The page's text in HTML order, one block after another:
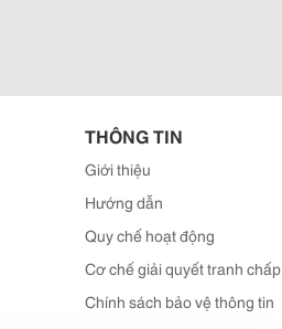
THÔNG TIN
Giới thiệu
Hướng dẫn
Quy chế hoạt động
Cơ chế giải quyết tranh chấp
Chính sách bảo vệ thông tin